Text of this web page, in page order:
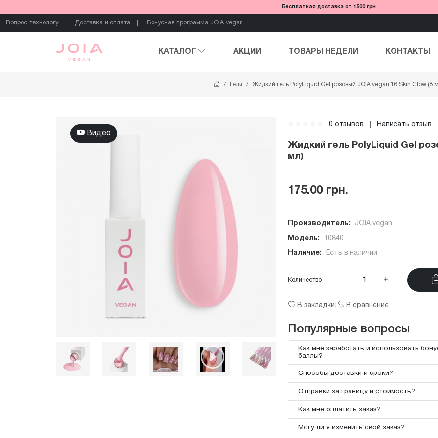
Бесплатная доставка от 1500 грн
Вопрос технологу Доставка и оплата Бонусная программа JOIA vegan
КАТАЛОГ АКЦИИ ТОВАРЫ НЕДЕЛИ КОНТАКТЫ
Гели Жидкий гель PolyLiquid Gel розовый JOIA vegan 16 Skin Glow (8
Видео
0 отзывов Написать отзыв
Жидкий гель PolyLiquid Gel
мл)
175.00 грн.
Производитель: JOIA vegan
Модель: 10840
Наличие: Есть в наличии
Количество
В закладки В сравнение
Популярные вопросы
Как мне заработать и использовать
баллы?
Способы доставки и сроки?
Отправки за границу и стоимость?
Как мне оплатить заказ?
Могу ли я изменить свой заказ?